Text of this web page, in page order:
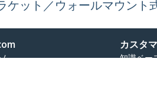
ケット／ウォールマウント
カスタ
知識ベー